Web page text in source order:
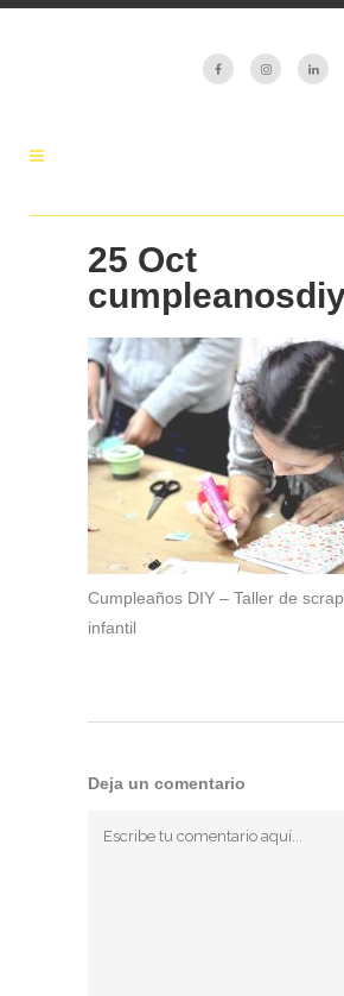
25 Oct
Cumpleaños DIY – Taller de
infantil
Deja un comentario